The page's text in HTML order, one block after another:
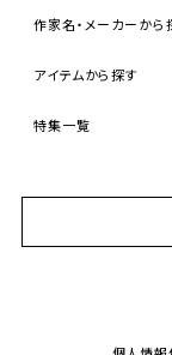
作家名・メーカーから
アイテムから探す
特集一覧